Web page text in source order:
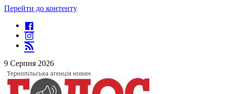
Перейти до контенту
9 Серпня 2026